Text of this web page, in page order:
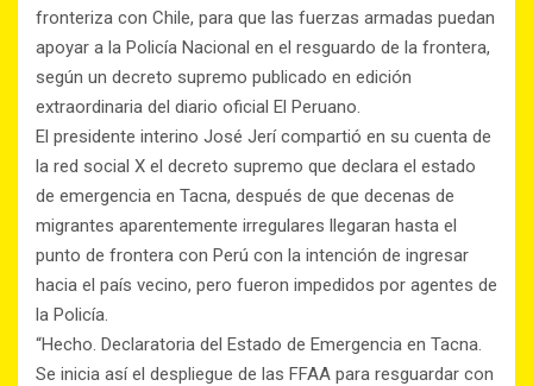
fronteriza con Chile, para que las fuerzas armadas puedan
apoyar a la Policía Nacional en el resguardo de la frontera,
según un decreto supremo publicado en edición
extraordinaria del diario oficial El Peruano.
El presidente interino José Jerí compartió en su cuenta de
la red social X el decreto supremo que declara el estado
de emergencia en Tacna, después de que decenas de
migrantes aparentemente irregulares llegaran hasta el
punto de frontera con Perú con la intención de ingresar
hacia el país vecino, pero fueron impedidos por agentes de
la Policía.
“Hecho. Declaratoria del Estado de Emergencia en Tacna.
Se inicia así el despliegue de las FFAA para resguardar con